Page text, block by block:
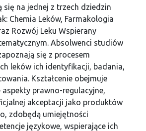
się na jednej z trzech dziedzin
Chemia Leków, Farmakologia
Rozwój Leku Wspierany
Absolwenci studiów
się z procesem
leków ich identyfikacji, badania,
Kształcenie obejmuje
aspekty prawno-regulacyjne,
akceptacji jako produktów
zdobędą umiejętności
językowe, wspierające ich